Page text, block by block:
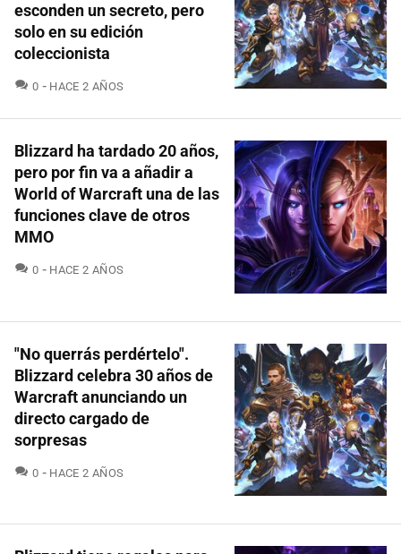
esconden un secreto, pero
solo en su edición
coleccionista
0 COMENTARIOS
HACE 2 AÑOS
Blizzard ha tardado 20 años,
pero por fin va a añadir a
World of Warcraft una de las
funciones clave de otros
MMO
0 COMENTARIOS
HACE 2 AÑOS
"No querrás perdértelo".
Blizzard celebra 30 años de
Warcraft anunciando un
directo cargado de
sorpresas
0 COMENTARIOS
HACE 2 AÑOS